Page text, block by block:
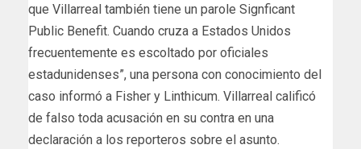
que Villarreal también tiene un parole Signficant
Public Benefit. Cuando cruza a Estados Unidos
frecuentemente es escoltado por oficiales
estadunidenses”, una persona con conocimiento del
caso informó a Fisher y Linthicum. Villarreal calificó
de falso toda acusación en su contra en una
declaración a los reporteros sobre el asunto.